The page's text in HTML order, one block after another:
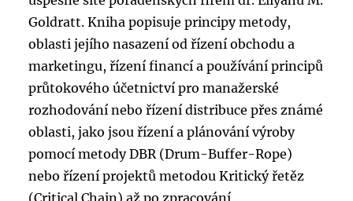
Goldratt. Kniha popisuje principy metody,
oblasti jejího nasazení od řízení obchodu a
marketingu, řízení financí a používání principů
průtokového účetnictví pro manažerské
rozhodování nebo řízení distribuce přes známé
oblasti, jako jsou řízení a plánování výroby
pomocí metody DBR (Drum-Buffer-Rope)
nebo řízení projektů metodou Kritický řetěz